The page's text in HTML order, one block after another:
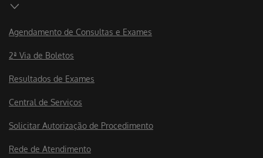
Agendamento de Consultas e Exames
2ª Via de Boletos
Resultados de Exames
Central de Serviços
Solicitar Autorização de Procedimento
Rede de Atendimento